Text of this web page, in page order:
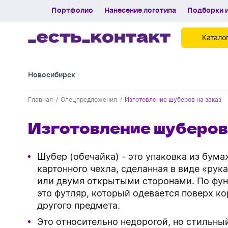
Портфолио Нанесение логотипа Подборки
Новосибирск
Каталог
Портфолио
Подборки и обзоры новинок
Спецпредложения
Блог
Главная Спецпредложения Изготовление шуберов на заказ
Изготовление
Шубер (обечайка) - это упаковка из
картонного чехла, сделанная в виде
или двумя открытыми сторонами. По
это футляр, который одевается поверх
другого предмета.
Это относительно недорогой, но